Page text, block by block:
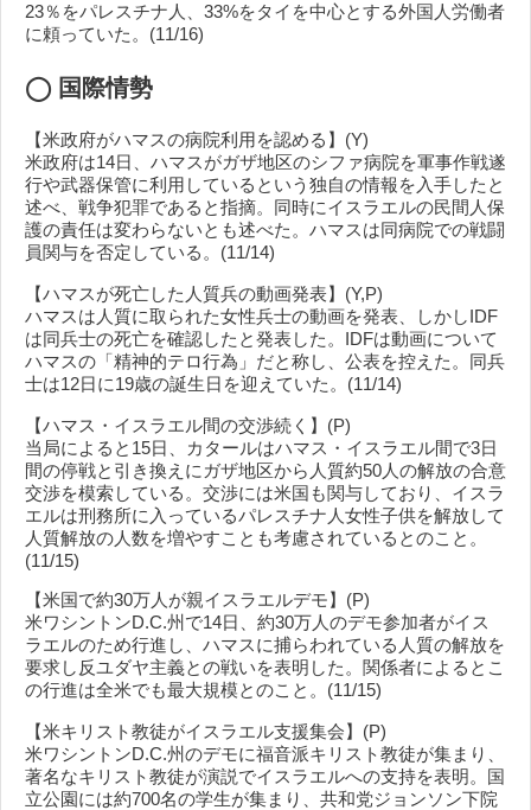
23％をパレスチナ人、33%をタイを中心とする外国人労働者
に頼っていた。(11/16)
◯ 国際情勢
【米政府がハマスの病院利用を認める】(Y)
米政府は14日、ハマスがガザ地区のシファ病院を軍事作戦遂
行や武器保管に利用しているという独自の情報を入手したと
述べ、戦争犯罪であると指摘。同時にイスラエルの民間人保
護の責任は変わらないとも述べた。ハマスは同病院での戦闘
員関与を否定している。(11/14)
【ハマスが死亡した人質兵の動画発表】(Y,P)
ハマスは人質に取られた女性兵士の動画を発表、しかしIDF
は同兵士の死亡を確認したと発表した。IDFは動画について
ハマスの「精神的テロ行為」だと称し、公表を控えた。同兵
士は12日に19歳の誕生日を迎えていた。(11/14)
【ハマス・イスラエル間の交渉続く】(P)
当局によると15日、カタールはハマス・イスラエル間で3日
間の停戦と引き換えにガザ地区から人質約50人の解放の合意
交渉を模索している。交渉には米国も関与しており、イスラ
エルは刑務所に入っているパレスチナ人女性子供を解放して
人質解放の人数を増やすことも考慮されているとのこと。
(11/15)
【米国で約30万人が親イスラエルデモ】(P)
米ワシントンD.C.州で14日、約30万人のデモ参加者がイス
ラエルのため行進し、ハマスに捕らわれている人質の解放を
要求し反ユダヤ主義との戦いを表明した。関係者によるとこ
の行進は全米でも最大規模とのこと。(11/15)
【米キリスト教徒がイスラエル支援集会】(P)
米ワシントンD.C.州のデモに福音派キリスト教徒が集まり、
著名なキリスト教徒が演説でイスラエルへの支持を表明。国
立公園には約700名の学生が集まり、共和党ジョンソン下院